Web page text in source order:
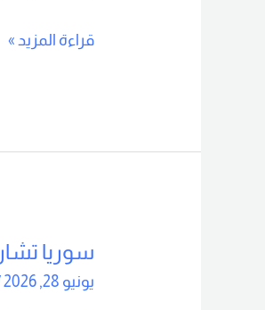
قراءة المزيد »
سوريا
يونيو 28, 2026
سوريا
تشارك